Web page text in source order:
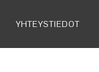
YHTEYSTIEDOT